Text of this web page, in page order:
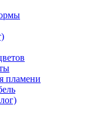
пламени